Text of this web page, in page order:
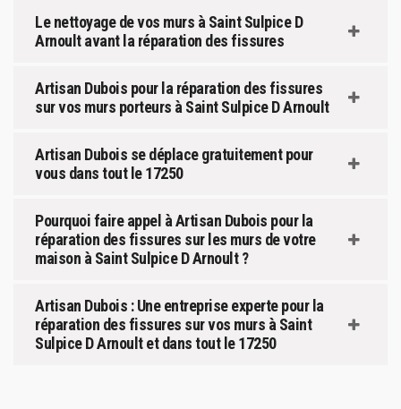
Le nettoyage de vos murs à Saint Sulpice D
Arnoult avant la réparation des fissures
Artisan Dubois pour la réparation des fissures
sur vos murs porteurs à Saint Sulpice D Arnoult
Artisan Dubois se déplace gratuitement pour
vous dans tout le 17250
Pourquoi faire appel à Artisan Dubois pour la
réparation des fissures sur les murs de votre
maison à Saint Sulpice D Arnoult ?
Artisan Dubois : Une entreprise experte pour la
réparation des fissures sur vos murs à Saint
Sulpice D Arnoult et dans tout le 17250